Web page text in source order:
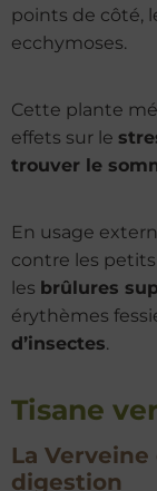
points de côté,
ecchymoses.
Cette plante
effets sur le
trouver le
En usage
contre les petits
les brûlures
érythèmes
d’insectes.
Tisane
La
digestion